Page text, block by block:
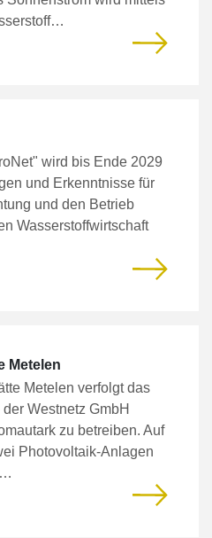
wird bis Ende 2029
und Erkenntnisse für
und den Betrieb
Wasserstoffwirtschaft
Metelen
Metelen verfolgt das
Westnetz GmbH
zu betreiben. Auf
Photovoltaik-Anlagen